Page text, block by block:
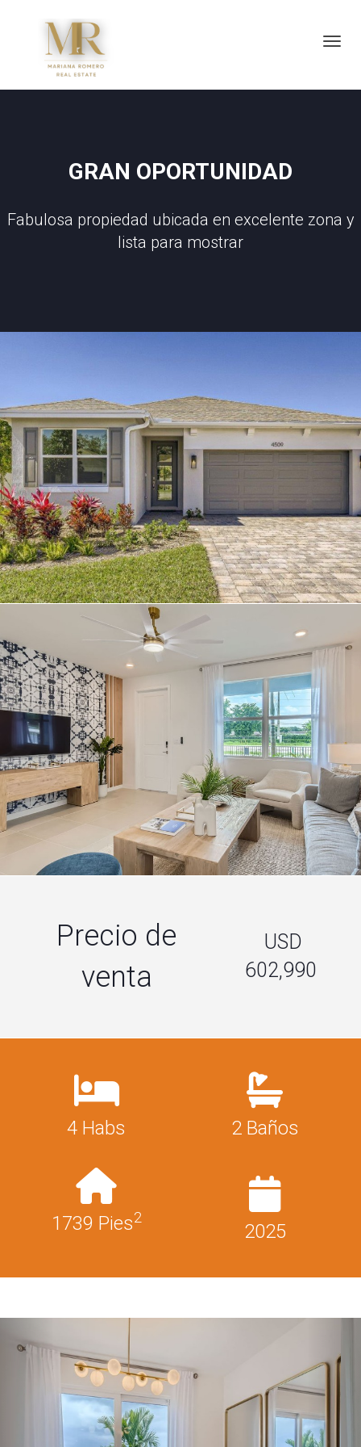
GRAN OPORTUNIDAD
Fabulosa propiedad ubicada en excelente zona y
lista para mostrar
Precio de
venta
USD
602,990
4 Habs 2 Baños
1739 Pies2
2025